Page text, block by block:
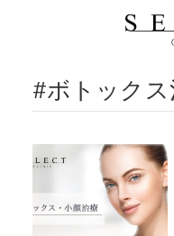
ボトックス治療
#ボトック